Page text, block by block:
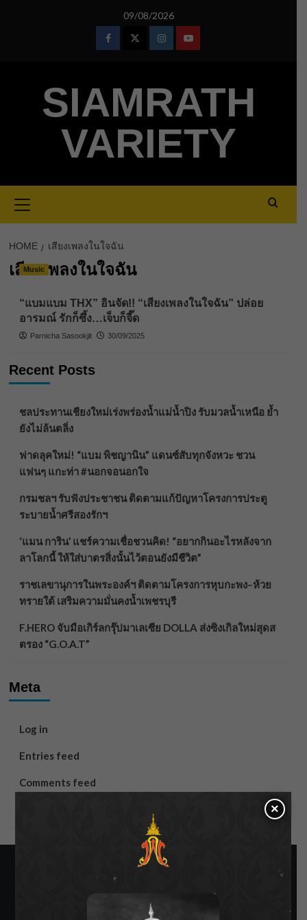
09/08/2026
FacebookTwitterInstagramYoutube
SIAMRATH
VARIETY
Menu
HOME เสียงเพลงในใจฉัน
เสียงเพลงในใจฉัน
Music
“แบมแบม THX” อินจัด!! “เสียงเพลงในใจฉัน” ปล่อย
อารมณ์ รักก็ซึ้ง…เจ็บก็จี๊ด
Parnicha Sasookjit 30/09/2025
Recent Posts
ชลประทานเชียงใหม่เร่งพร่องน้ำแม่น้ำปิง รับมวลน้ำเหนือ ย้ำ
ยังไม่ล้นตลิ่ง
ฟาดลุคใหม่! “แบม พิชญานิน” แดนซ์สับทุกจังหวะ ชวน
แฟนๆ แกะท่า #นอกจอนอกใจ
กรมชลฯ รับฟังประชาชน ติดตามแก้ปัญหาโครงการประตู
ระบายน้ำศรีสองรักฯ
‘แมน การิน’ แชร์ความเชื่อชวนคิด! “อยากกินอะไรหลังจาก
ลาโลกนี้ ให้ใส่บาตรสิ่งนั้นไว้ตอนยังมีชีวิต”
ราชเลขานุการในพระองค์ฯ ติดตามโครงการหุบกะพง–ห้วย
ทรายใต้ เสริมความมั่นคงน้ำเพชรบุรี
F.HERO จับมือเกิร์ลกรุ๊ปมาเลเซีย DOLLA ส่งซิงเกิลใหม่สุดส
ตรอง “G.O.A.T”
Meta
Log in
Entries feed
Comments feed
×